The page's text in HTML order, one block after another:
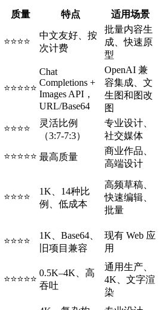
质量 特点 适用场景
⭐⭐⭐⭐
中文友好、按
次计费
批量内容生
成、快速原
型
⭐⭐⭐⭐⭐
Chat
Completions +
Images API，
URL/Base64
OpenAI 兼
容集成、文
生图和图改
图
⭐⭐⭐⭐
灵活比例
（3:7-7:3）
专业设计、
社交媒体
⭐⭐⭐⭐⭐ 最高质量
商业作品、
高端设计
⭐⭐⭐⭐
1K、14种比
例、低成本
高频草稿、
快速编辑、
批量
⭐⭐⭐⭐
1K、Base64、
旧项目兼容
现有 Web 应
用
⭐⭐⭐⭐⭐
0.5K–4K、高
吞吐
通用生产、
4K、文字渲
染